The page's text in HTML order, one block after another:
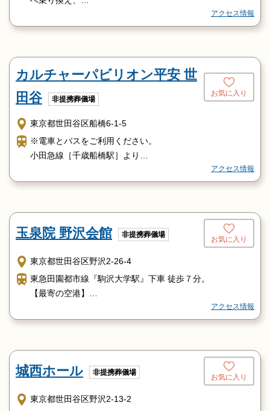
【最寄の空港】
JR山手線外回り『新宿駅』⇒小田急線『千歳船橋駅』下
車。
アクセス情報
カルチャーパビリオン平安 世
田谷
非提携葬儀場
お気に入り
東京都世田谷区船橋6-1-5
※電車とバスをご利用ください。
小田急線［千歳船橋駅］より
バス停５ッ目の船橋交番バス停下車徒歩１分
京王バス希望が丘団地行き【八０１】
バス停５ッ目の船橋交番北バス停下車
小田急バス希望が丘団地行き【歳２５】
バス停５ッ目の船橋交番バス停下車徒歩１分
バス停５ッ目の船橋交番北バス停下車
アクセス情報
玉泉院 野沢会館 非提携葬儀場
お気に入り
東京都世田谷区野沢2-26-4
東急田園都市線『駒沢大学駅』下車 徒歩７分。
【最寄の空港】
羽田空港より電車にて乗換え『渋谷駅』まで行き、東急田
園都市線『駒沢大学駅』下車 徒歩７分。
アクセス情報
城西ホール 非提携葬儀場
お気に入り
東京都世田谷区野沢2-13-2